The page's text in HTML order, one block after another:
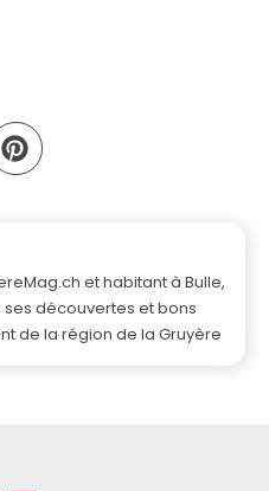
et habitant à Bulle,
découvertes et bons
de la région de la Gruyère